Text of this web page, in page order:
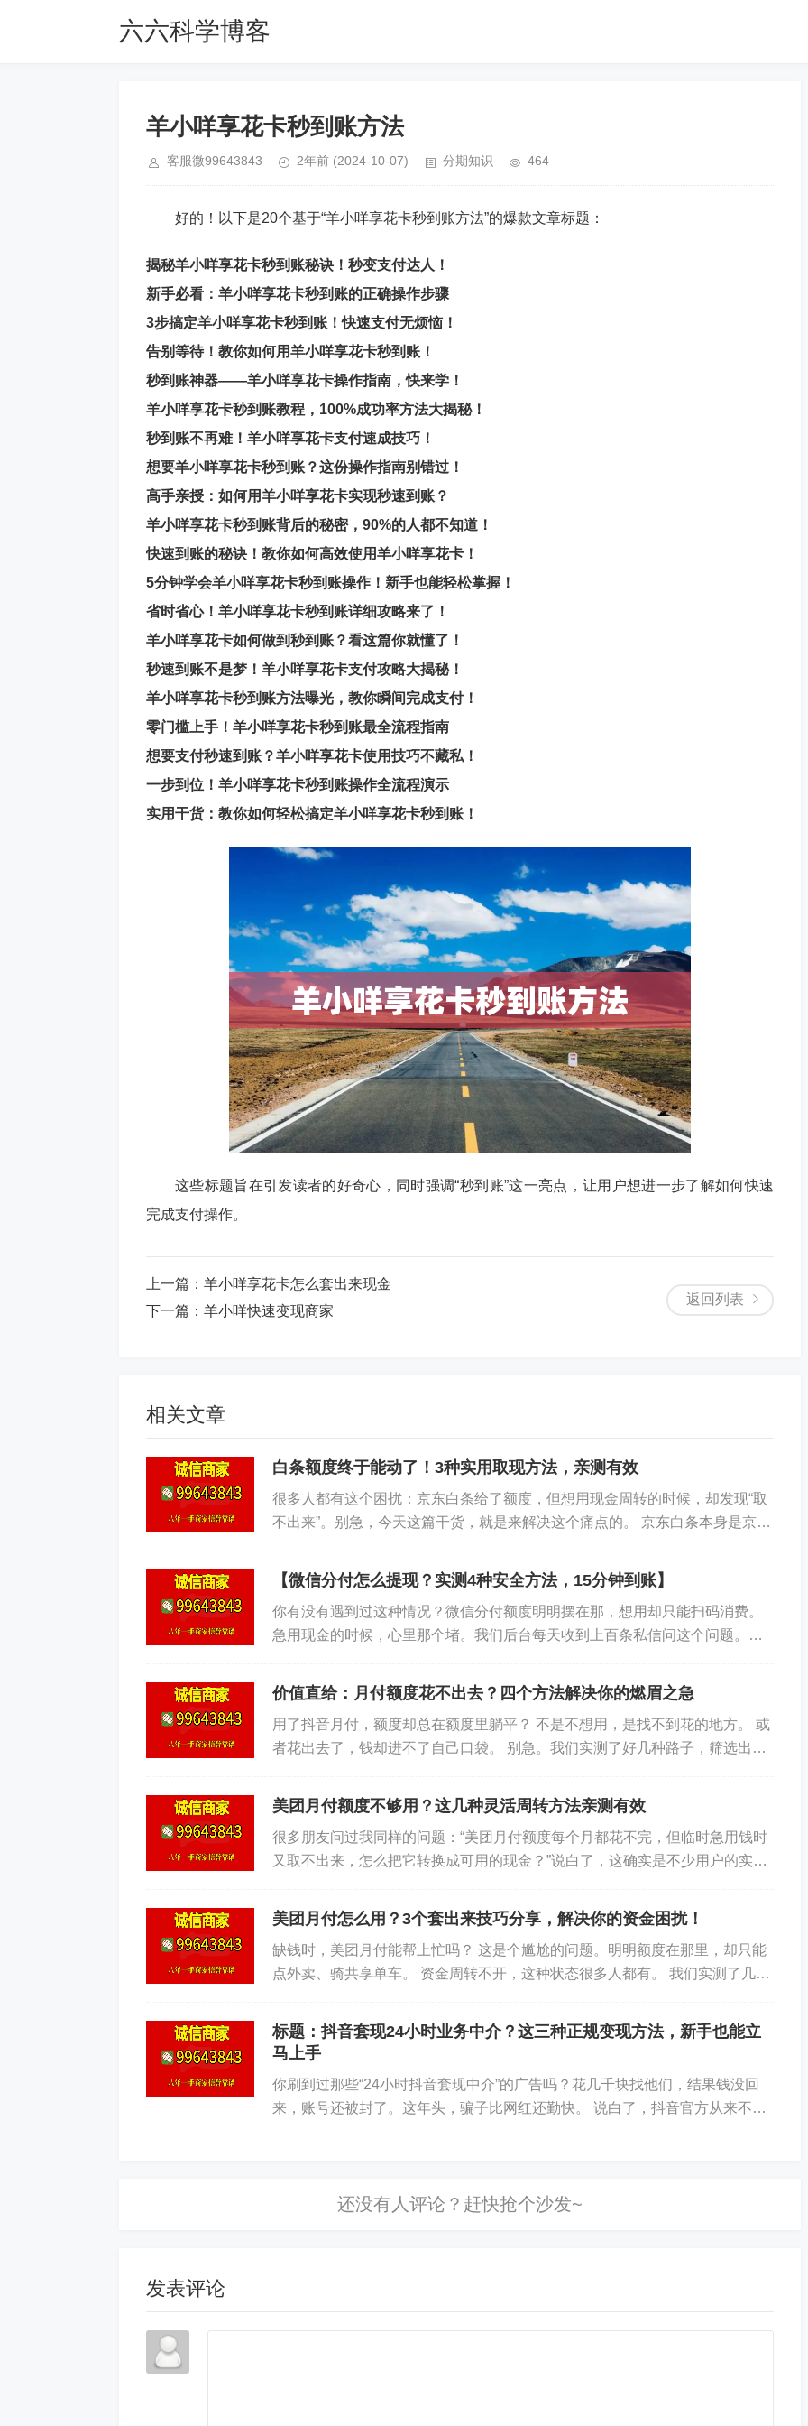
六六科学博客
羊小咩享花卡秒到账方法
客服微99643843 2年前 (2024-10-07) 分期知识 464
好的！以下是20个基于“羊小咩享花卡秒到账方法”的爆款文章标题：
揭秘羊小咩享花卡秒到账秘诀！秒变支付达人！
新手必看：羊小咩享花卡秒到账的正确操作步骤
3步搞定羊小咩享花卡秒到账！快速支付无烦恼！
告别等待！教你如何用羊小咩享花卡秒到账！
秒到账神器——羊小咩享花卡操作指南，快来学！
羊小咩享花卡秒到账教程，100%成功率方法大揭秘！
秒到账不再难！羊小咩享花卡支付速成技巧！
想要羊小咩享花卡秒到账？这份操作指南别错过！
高手亲授：如何用羊小咩享花卡实现秒速到账？
羊小咩享花卡秒到账背后的秘密，90%的人都不知道！
快速到账的秘诀！教你如何高效使用羊小咩享花卡！
5分钟学会羊小咩享花卡秒到账操作！新手也能轻松掌握！
省时省心！羊小咩享花卡秒到账详细攻略来了！
羊小咩享花卡如何做到秒到账？看这篇你就懂了！
秒速到账不是梦！羊小咩享花卡支付攻略大揭秘！
羊小咩享花卡秒到账方法曝光，教你瞬间完成支付！
零门槛上手！羊小咩享花卡秒到账最全流程指南
想要支付秒速到账？羊小咩享花卡使用技巧不藏私！
一步到位！羊小咩享花卡秒到账操作全流程演示
实用干货：教你如何轻松搞定羊小咩享花卡秒到账！
这些标题旨在引发读者的好奇心，同时强调“秒到账”这一亮点，让用户想进一步了解如何快速
完成支付操作。
返回列表
上一篇： 羊小咩享花卡怎么套出来现金
下一篇： 羊小咩快速变现商家
相关文章
白条额度终于能动了！3种实用取现方法，亲测有效
很多人都有这个困扰：京东白条给了额度，但想用现金周转的时候，却发现“取
不出来”。别急，今天这篇干货，就是来解决这个痛点的。 京东白条本身是京东
【微信分付怎么提现？实测4种安全方法，15分钟到账】
你有没有遇到过这种情况？微信分付额度明明摆在那，想用却只能扫码消费。
急用现金的时候，心里那个堵。我们后台每天收到上百条私信问这个问题。说
价值直给：月付额度花不出去？四个方法解决你的燃眉之急
用了抖音月付，额度却总在额度里躺平？ 不是不想用，是找不到花的地方。 或
者花出去了，钱却进不了自己口袋。 别急。我们实测了好几种路子，筛选出四
美团月付额度不够用？这几种灵活周转方法亲测有效
很多朋友问过我同样的问题：“美团月付额度每个月都花不完，但临时急用钱时
又取不出来，怎么把它转换成可用的现金？”说白了，这确实是不少用户的实际
美团月付怎么用？3个套出来技巧分享，解决你的资金困扰！
缺钱时，美团月付能帮上忙吗？ 这是个尴尬的问题。明明额度在那里，却只能
点外卖、骑共享单车。 资金周转不开，这种状态很多人都有。 我们实测了几种
标题：抖音套现24小时业务中介？这三种正规变现方法，新手也能立
马上手
你刷到过那些“24小时抖音套现中介”的广告吗？花几千块找他们，结果钱没回
来，账号还被封了。这年头，骗子比网红还勤快。 说白了，抖音官方从来不允
发表评论